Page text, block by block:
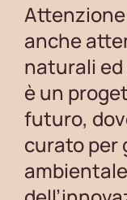
anche
naturali
è un
futuro,
curato per